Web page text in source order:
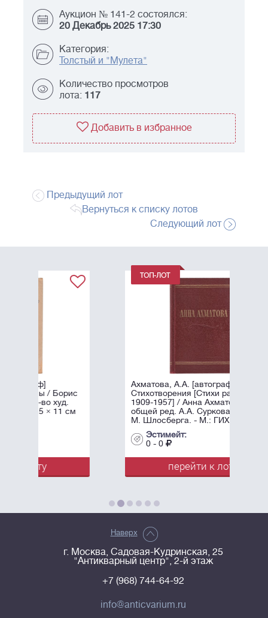
Аукцион № 141-2 состоялся:
20 Декабрь 2025 17:30
Категория:
Толстый и "Мулета"
Количество просмотров
лота: 117
Добавить в избранное
Предыдущий лот
Вернуться к списку лотов
Следующий лот
Ахматова, А.А. [автограф]
Стихотворения [Стихи разных лет
1909-1957] / Анна Ахматова, под
общей ред. А.А. Суркова; Оформл.
М. Шлосберга. - М.: ГИХЛ, ...
перейти к лоту
Наверх
г. Москва, Садовая-Кудринская, 25
"Антикварный центр", 2-й этаж
+7 (968) 744-64-92
info@anticvarium.ru